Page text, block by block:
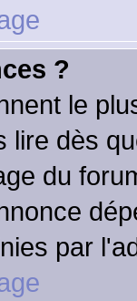
?
le
lire dès
du
par